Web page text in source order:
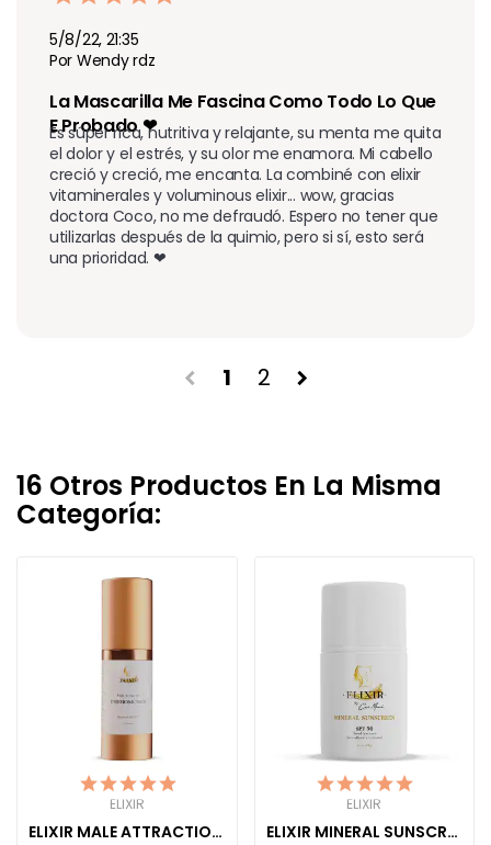
5/8/22, 21:35
Por Wendy rdz
La Mascarilla Me Fascina Como Todo Lo Que
E Probado ❤
Es súper rica, nutritiva y relajante, su menta me quita
el dolor y el estrés, y su olor me enamora. Mi cabello
creció y creció, me encanta. La combiné con elixir
vitaminerales y voluminous elixir... wow, gracias
doctora Coco, no me defraudó. Espero no tener que
utilizarlas después de la quimio, pero si sí, esto será
una prioridad. ❤
chevron_left 1 2 chevron_right
16 Otros Productos En La Misma
Categoría:
ELIXIR
ELIXIR MALE ATTRACTION PHEROMONES
ELIXIR
ELIXIR MINERAL SUNSCREEN